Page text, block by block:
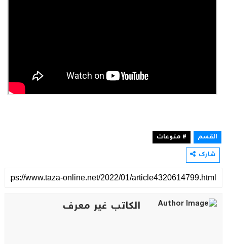
القسم
# منوعات
شارك
الكاتب غير معرف